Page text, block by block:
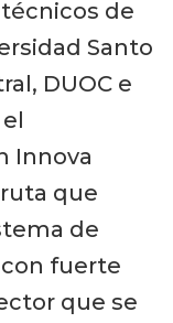
de
Santo
DUOC e
Innova
que
de
fuerte
que se